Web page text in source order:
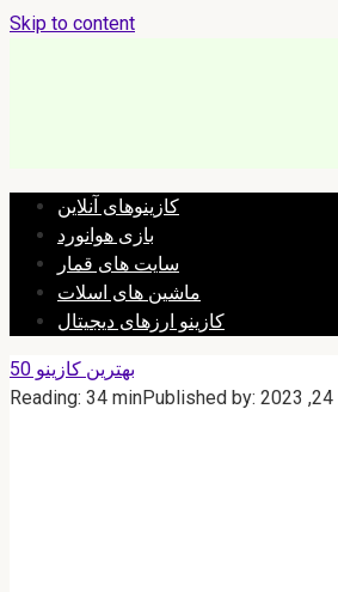
Skip to content
کازینوهای آنلاین
بازی هوانورد
سایت های قمار
ماشین های اسلات
کازینو ارزهای دیجیتال
بهترین کازینو 50
Reading: 34 minPublished by: